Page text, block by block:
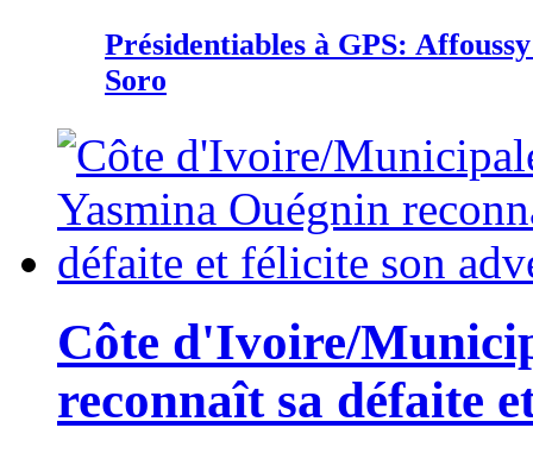
Présidentiables à GPS:
Soro
Côte d'Ivoire/
reconnaît sa défaite